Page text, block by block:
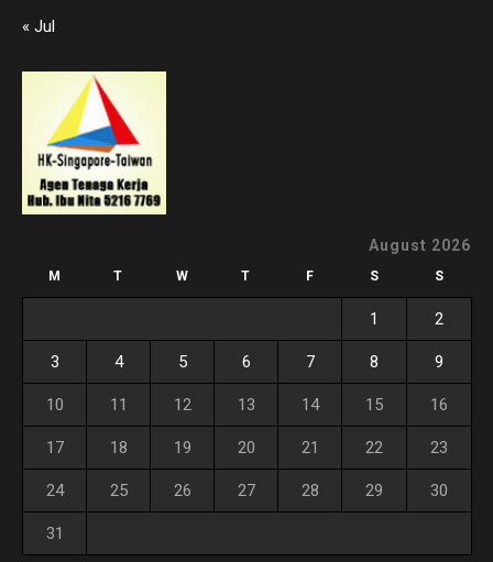
« Jul
August 2026
M T W T F S S
1 2
3 4 5 6 7 8 9
10 11 12 13 14 15 16
17 18 19 20 21 22 23
24 25 26 27 28 29 30
31